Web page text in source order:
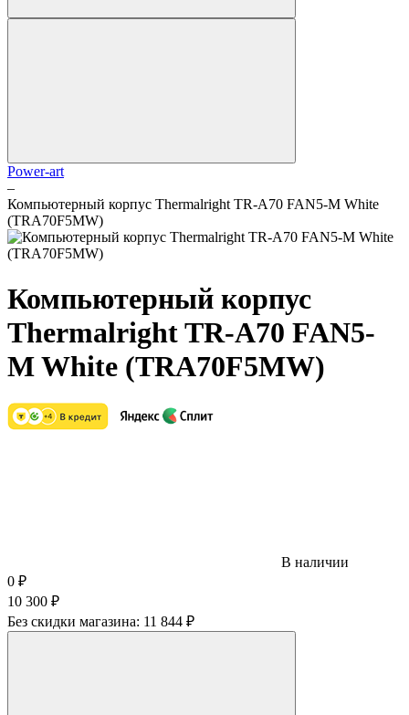
Power-art
–
Компьютерный корпус Thermalright TR-A70 FAN5-M White
(TRA70F5MW)
Компьютерный корпус
Thermalright TR-A70 FAN5-
M White (TRA70F5MW)
В наличии
0 ₽
10 300 ₽
Без скидки магазина: 11 844 ₽